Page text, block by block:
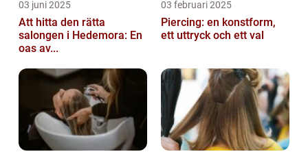
03 juni 2025
Att hitta den rätta
salongen i Hedemora: En
oas av...
03 februari 2025
Piercing: en konstform,
ett uttryck och ett val